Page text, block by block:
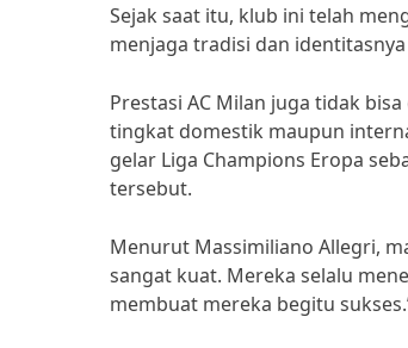
Sejak saat itu, klub ini telah
menjaga tradisi dan
Prestasi AC Milan juga tidak
tingkat domestik maupun
gelar Liga Champions Eropa
tersebut.
Menurut Massimiliano Allegri,
sangat kuat. Mereka selalu
membuat mereka begitu